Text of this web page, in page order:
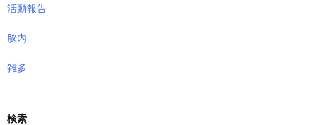
活動報告
脳内
雑多
検索